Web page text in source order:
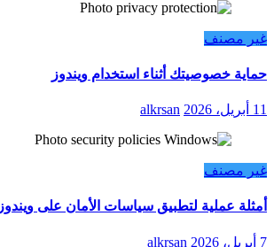
غير مصنف
حماية خصوصيتك أثناء استخدام ويندوز
11 أبريل، 2026 alkrsan
غير مصنف
أمثلة عملية لتطبيق سياسات الأمان على ويندوز
7 أبريل، 2026 alkrsan